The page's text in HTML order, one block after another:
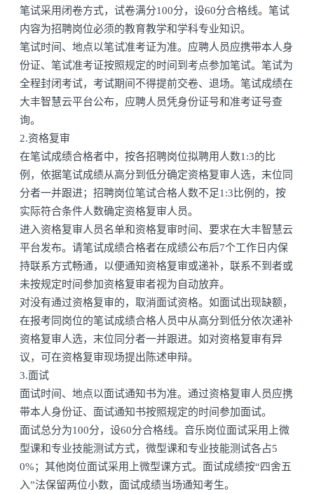
笔试采用闭卷方式，试卷满分100分，设60分合格线。笔试
内容为招聘岗位必须的教育教学和学科专业知识。
笔试时间、地点以笔试准考证为准。应聘人员应携带本人身
份证、笔试准考证按照规定的时间到考点参加笔试。笔试为
全程封闭考试，考试期间不得提前交卷、退场。笔试成绩在
大丰智慧云平台公布，应聘人员凭身份证号和准考证号查
询。
2.资格复审
在笔试成绩合格者中，按各招聘岗位拟聘用人数1:3的比
例，依据笔试成绩从高分到低分确定资格复审人选，末位同
分者一并跟进；招聘岗位笔试合格人数不足1:3比例的，按
实际符合条件人数确定资格复审人员。
进入资格复审人员名单和资格复审时间、要求在大丰智慧云
平台发布。请笔试成绩合格者在成绩公布后7个工作日内保
持联系方式畅通，以便通知资格复审或递补，联系不到者或
未按规定时间参加资格复审者视为自动放弃。
对没有通过资格复审的，取消面试资格。如面试出现缺额，
在报考同岗位的笔试成绩合格人员中从高分到低分依次递补
资格复审人选，末位同分者一并跟进。如对资格复审有异
议，可在资格复审现场提出陈述申辩。
3.面试
面试时间、地点以面试通知书为准。通过资格复审人员应携
带本人身份证、面试通知书按照规定的时间参加面试。
面试总分为100分，设60分合格线。音乐岗位面试采用上微
型课和专业技能测试方式，微型课和专业技能测试各占5
0%；其他岗位面试采用上微型课方式。面试成绩按“四舍五
入”法保留两位小数，面试成绩当场通知考生。